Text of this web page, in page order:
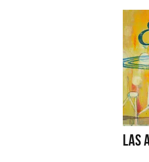
LAS